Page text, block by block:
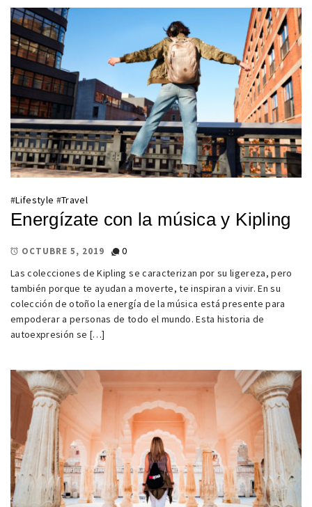
#Lifestyle #Travel
Energízate con la música y Kipling
OCTUBRE 5, 2019
0
Las colecciones de Kipling se caracterizan por su ligereza, pero
también porque te ayudan a moverte, te inspiran a vivir. En su
colección de otoño la energía de la música está presente para
empoderar a personas de todo el mundo. Esta historia de
autoexpresión se […]